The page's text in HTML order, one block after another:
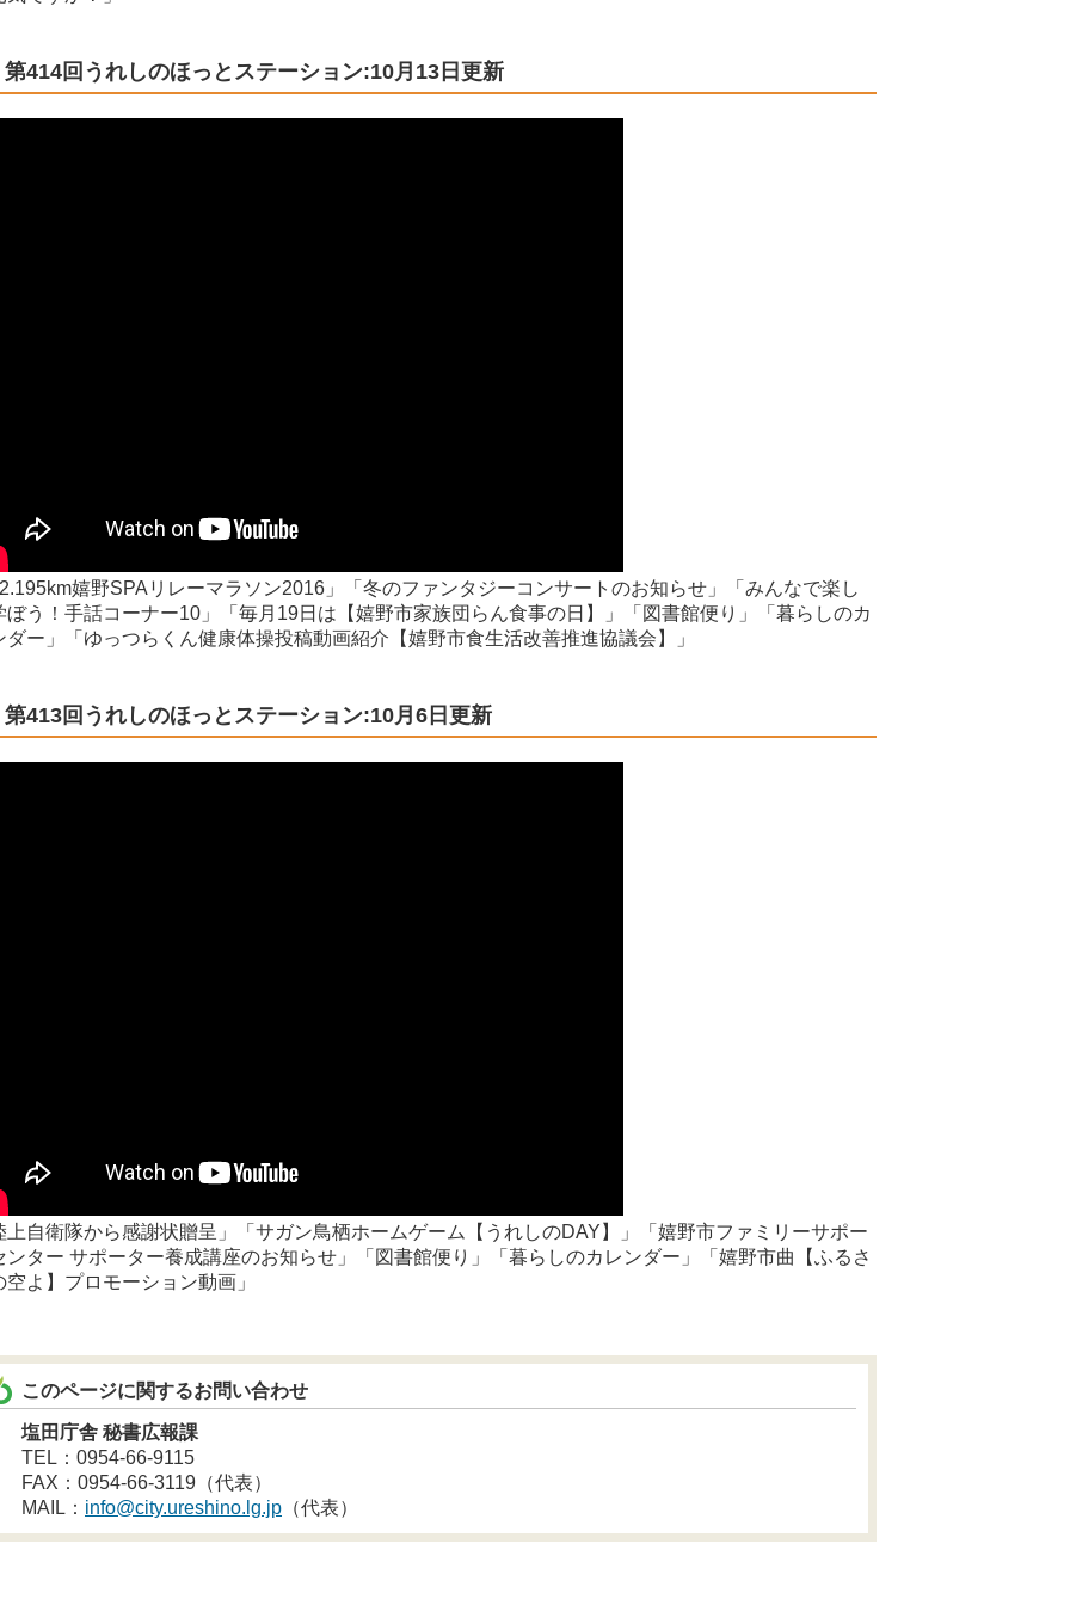
第414回うれしのほっとステーション:10月13日更新
嬉野SPAリレーマラソン2016」「冬のファンタジーコンサートのお知らせ」「みんなで楽し
ぼう！手話コーナー10」「毎月19日は【嬉野市家族団らん食事の日】」「図書館便り」「暮らしのカ
ダー」「ゆっつらくん健康体操投稿動画紹介【嬉野市食生活改善推進協議会】」
第413回うれしのほっとステーション:10月6日更新
上自衛隊から感謝状贈呈」「サガン鳥栖ホームゲーム【うれしのDAY】」「嬉野市ファミリーサポー
ンター サポーター養成講座のお知らせ」「図書館便り」「暮らしのカレンダー」「嬉野市曲【ふるさ
空よ】プロモーション動画」
このページに関するお問い合わせ
塩田庁舎 秘書広報課
TEL：0954-66-9115
FAX：0954-66-3119（代表）
MAIL： info@city.ureshino.lg.jp （代表）